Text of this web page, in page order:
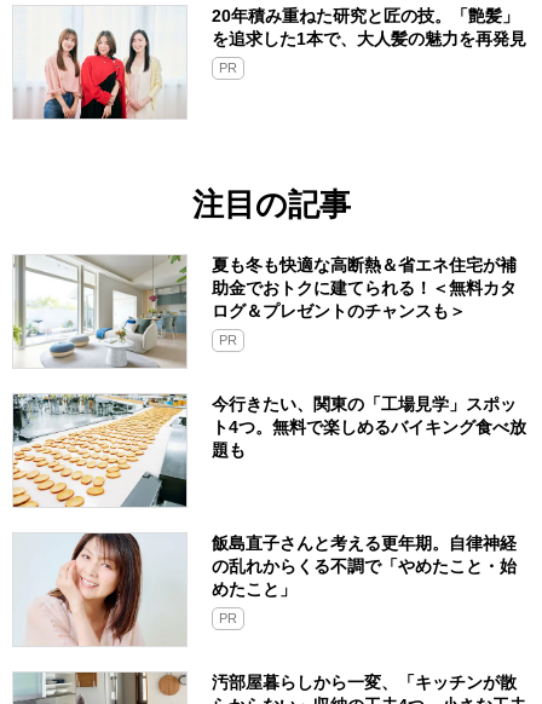
20年積み重ねた研究と匠の技。「艶髪」
を追求した1本で、大人髪の魅力を再発見
PR
注目の記事
夏も冬も快適な高断熱＆省エネ住宅が補
助金でおトクに建てられる！＜無料カタ
ログ＆プレゼントのチャンスも＞
PR
今行きたい、関東の「工場見学」スポッ
ト4つ。無料で楽しめるバイキング食べ放
題も
飯島直子さんと考える更年期。自律神経
の乱れからくる不調で「やめたこと・始
めたこと」
PR
汚部屋暮らしから一変、「キッチンが散